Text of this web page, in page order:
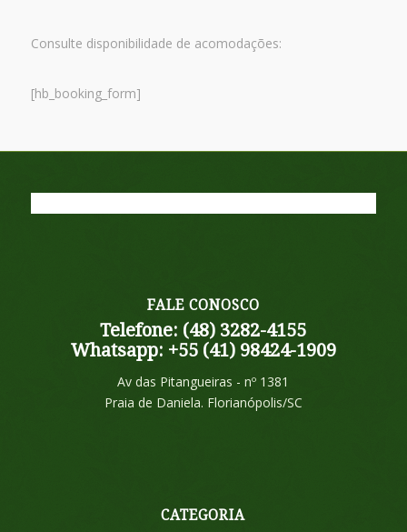
Consulte disponibilidade de acomodações:
[hb_booking_form]
FALE CONOSCO
Telefone: (48) 3282-4155
Whatsapp: +55 (41) 98424-1909
Av das Pitangueiras - nº 1381
Praia de Daniela. Florianópolis/SC
CATEGORIA